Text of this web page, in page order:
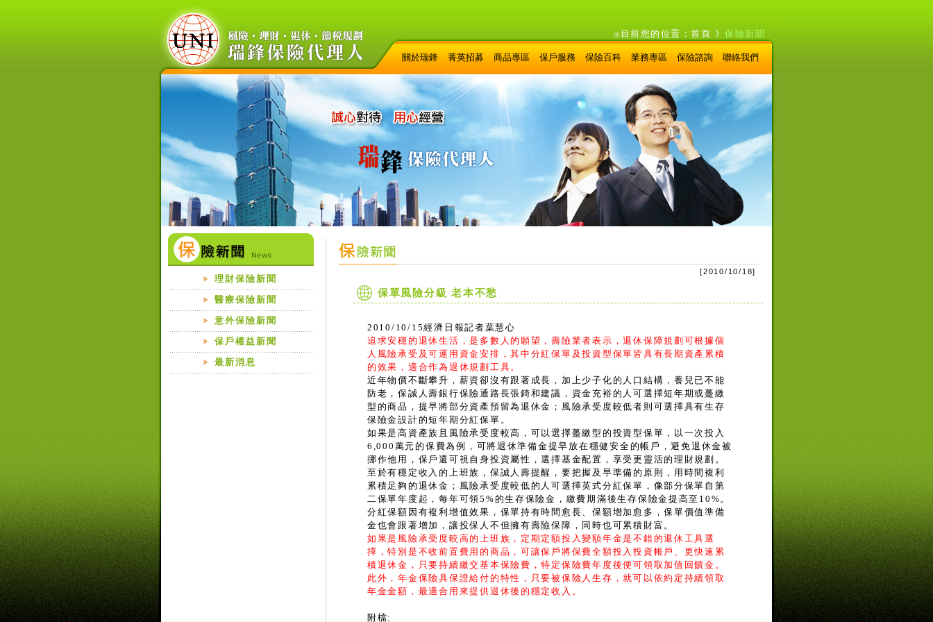
關於瑞鋒 菁英招募 商品專區 保戶服務 保險百科 業務專區 保險諮詢 聯絡我們
◎ 目前您的位置：首頁 》保險新聞
理財保險新聞
醫療保險新聞
意外保險新聞
保戶權益新聞
最新消息
[2010/10/18]
保單風險分級 老本不愁
2010/10/15經濟日報記者葉慧心
追求安穩的退休生活，是多數人的願望，壽險業者表示，退休保障規劃可根據個
人風險承受及可運用資金安排，其中分紅保單及投資型保單皆具有長期資產累積
的效果，適合作為退休規劃工具。
近年物價不斷攀升，薪資卻沒有跟著成長，加上少子化的人口結構，養兒已不能
防老，保誠人壽銀行保險通路長張錡和建議，資金充裕的人可選擇短年期或躉繳
型的商品，提早將部分資產預留為退休金；風險承受度較低者則可選擇具有生存
保險金設計的短年期分紅保單。
如果是高資產族且風險承受度較高，可以選擇躉繳型的投資型保單，以一次投入
6,000萬元的保費為例，可將退休準備金提早放在穩健安全的帳戶，避免退休金被
挪作他用，保戶還可視自身投資屬性，選擇基金配置，享受更靈活的理財規劃。
至於有穩定收入的上班族，保誠人壽提醒，要把握及早準備的原則，用時間複利
累積足夠的退休金；風險承受度較低的人可選擇英式分紅保單，像部分保單自第
二保單年度起，每年可領5%的生存保險金，繳費期滿後生存保險金提高至10%。
分紅保額因有複利增值效果，保單持有時間愈長、保額增加愈多，保單價值準備
金也會跟著增加，讓投保人不但擁有壽險保障，同時也可累積財富。
如果是風險承受度較高的上班族，定期定額投入變額年金是不錯的退休工具選
擇，特別是不收前置費用的商品，可讓保戶將保費全額投入投資帳戶、更快速累
積退休金，只要持續繳交基本保險費，特定保險費年度後便可領取加值回饋金。
此外，年金保險具保證給付的特性，只要被保險人生存，就可以依約定持續領取
年金金額，最適合用來提供退休後的穩定收入。
附檔: